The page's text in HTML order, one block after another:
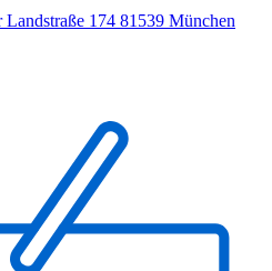
174 81539 München